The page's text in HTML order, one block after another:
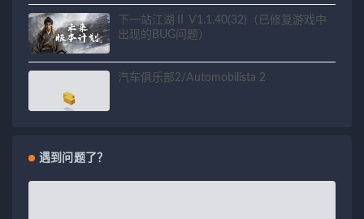
下一站江湖Ⅱ V1.1.40(32)（已修复游戏中
出现的BUG问题）
汽车俱乐部2/Automobilista 2
遇到问题了？